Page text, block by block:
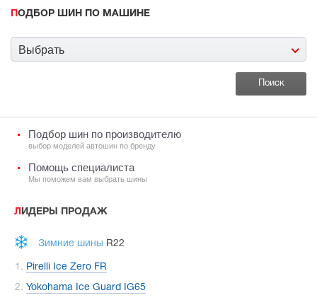
ПОДБОР ШИН ПО МАШИНЕ
Выбрать
Подбор шин по производителю
выбор моделей автошин по бренду
Помощь специалиста
Мы поможем вам выбрать шины
ЛИДЕРЫ ПРОДАЖ
Зимние шины R22
Pirelli Ice Zero FR
Yokohama Ice Guard IG65